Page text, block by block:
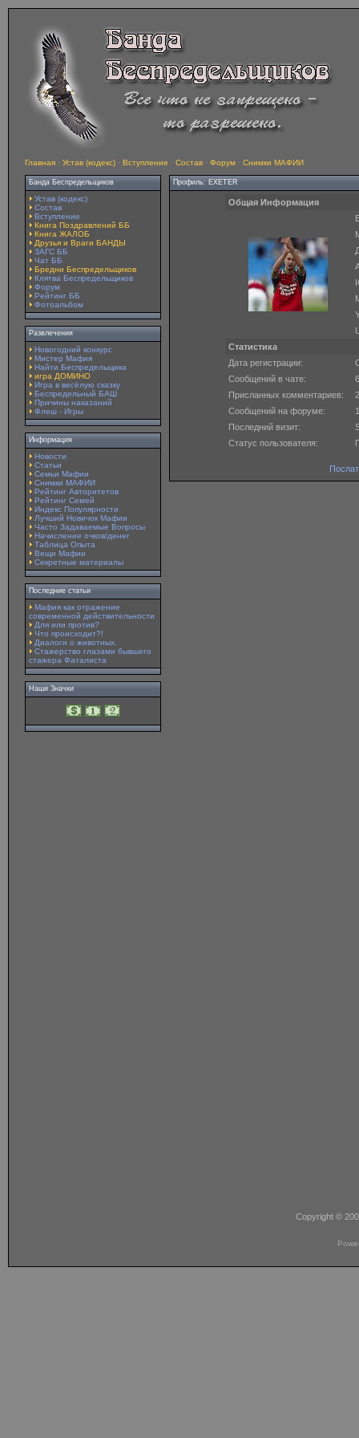
Главная · Устав (кодекс) · Вступление · Состав · Форум · Снимки МАФИИ
Банда Беспредельщиков
Устав (кодекс)
Состав
Вступление
Книга Поздравлений ББ
Книга ЖАЛОБ
Друзья и Враги БАНДЫ
ЗАГС ББ
Чат ББ
Бредни Беспредельщиков
Клятва Беспредельщиков
Форум
Рейтинг ББ
Фотоальбом
Развлечения
Новогодний конкурс
Мистер Мафия
Найти Беспредельщика
игра ДОМИНО
Игра в весёлую сказку
Беспредельный БАШ
Причины наказаний
Флеш - Игры
Информация
Новости
Статьи
Семьи Мафии
Снимки МАФИИ
Рейтинг Авторитетов
Рейтинг Семей
Индекс Популярности
Лучший Новичок Мафии
Часто Задаваемые Вопросы
Начисление очков/денег
Таблица Опыта
Вещи Мафии
Секретные материалы
Последние статьи
Мафия как отражение
современной действительности
Для или против?
Что происходит?!
Диалоги о животных.
Стажерство глазами бывшего
стажера Фаталиста
Наши Значки
Профиль: EXETER
Общая Информация
Статистика
Дата регистрации:
Сообщений в чате:
6
Присланных комментариев:
2
Сообщений на форуме:
Последний визит:
Статус пользователя:
Copyright ©